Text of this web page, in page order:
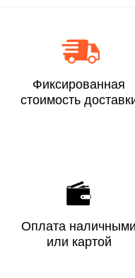
Фиксированная
стоимость
Оплата наличными
или картой